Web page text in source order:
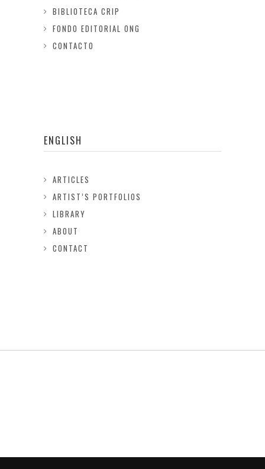
BIBLIOTECA CRIP
FONDO EDITORIAL ONG
CONTACTO
ENGLISH
ARTICLES
ARTIST’S PORTFOLIOS
LIBRARY
ABOUT
CONTACT